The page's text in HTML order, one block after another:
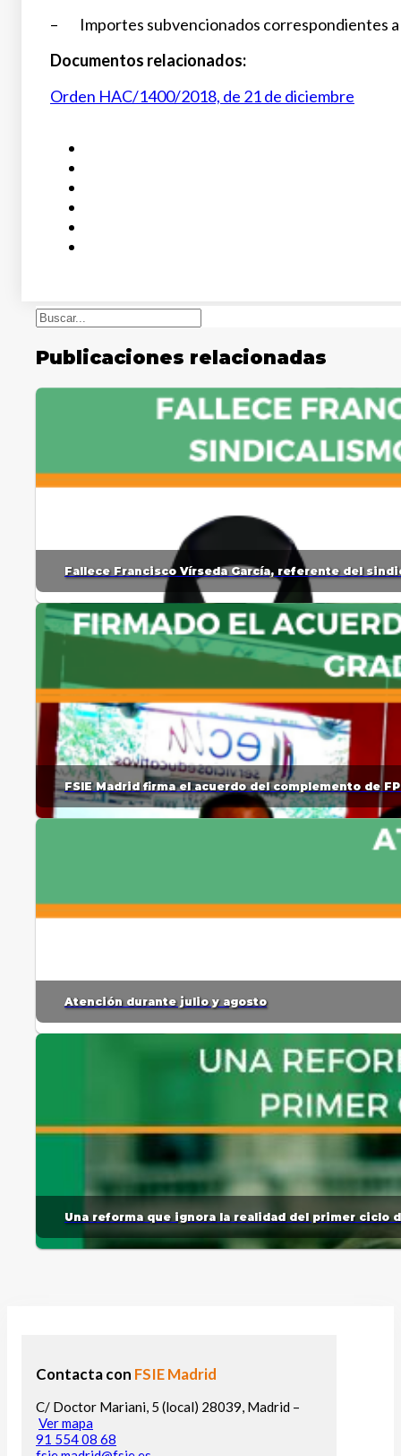
– Importes subvencionados correspondientes a
Documentos relacionados:
Orden HAC/1400/2018, de 21 de diciembre
Buscar
Publicaciones relacionadas
Fallece Francisco Vírseda García, referente del
FSIE Madrid firma el acuerdo del complemento de
Atención durante julio y agosto
Una reforma que ignora la realidad del primer ciclo
Contacta con FSIE Madrid
C/ Doctor Mariani, 5 (local) 28039, Madrid –
Ver mapa
91 554 08 68